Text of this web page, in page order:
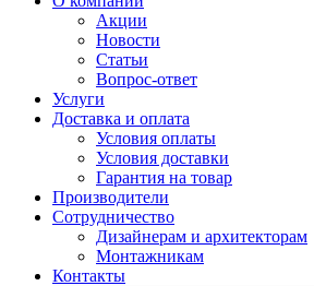
Акции
Новости
Статьи
Вопрос-ответ
Услуги
Доставка и оплата
Условия оплаты
Условия доставки
Гарантия на товар
Производители
Сотрудничество
Дизайнерам и архитекторам
Монтажникам
Контакты